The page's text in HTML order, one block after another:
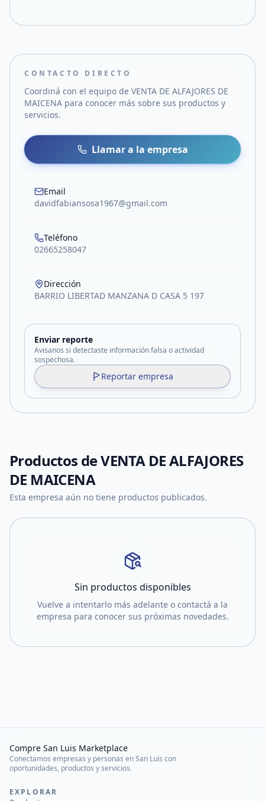
CONTACTO DIRECTO
Coordiná con el equipo de VENTA DE ALFAJORES DE
MAICENA para conocer más sobre sus productos y
servicios.
Llamar a la empresa
Email
davidfabiansosa1967@gmail.com
Teléfono
02665258047
Dirección
BARRIO LIBERTAD MANZANA D CASA 5 197
Enviar reporte
Avisanos si detectaste información falsa o actividad
sospechosa.
Reportar empresa
Productos deVENTA DE ALFAJORES
DE MAICENA
Esta empresa aún no tiene productos publicados.
Sin productos disponibles
Vuelve a intentarlo más adelante o contactá a la
empresa para conocer sus próximas novedades.
Compre San Luis Marketplace
Conectamos empresas y personas en San Luis con
oportunidades, productos y servicios.
EXPLORAR